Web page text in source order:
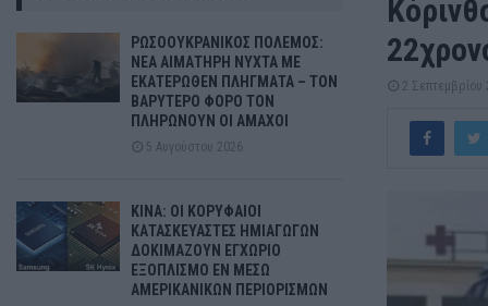
2 Σεπτεμβρίου
ΡΩΣΟΟΥΚΡΑΝΙΚΟΣ ΠΟΛΕΜΟΣ:
ΝΕΑ ΑΙΜΑΤΗΡΗ ΝΥΧΤΑ ΜΕ
ΕΚΑΤΕΡΩΘΕΝ ΠΛΗΓΜΑΤΑ – ΤΟΝ
ΒΑΡΥΤΕΡΟ ΦΟΡΟ ΤΟΝ
ΠΛΗΡΩΝΟΥΝ ΟΙ ΑΜΑΧΟΙ
5 Αυγούστου 2026
ΚΙΝΑ: ΟΙ ΚΟΡΥΦΑΙΟΙ
ΚΑΤΑΣΚΕΥΑΣΤΕΣ ΗΜΙΑΓΩΓΩΝ
ΔΟΚΙΜΑΖΟΥΝ ΕΓΧΩΡΙΟ
ΕΞΟΠΛΙΣΜΟ ΕΝ ΜΕΣΩ
ΑΜΕΡΙΚΑΝΙΚΩΝ ΠΕΡΙΟΡΙΣΜΩΝ